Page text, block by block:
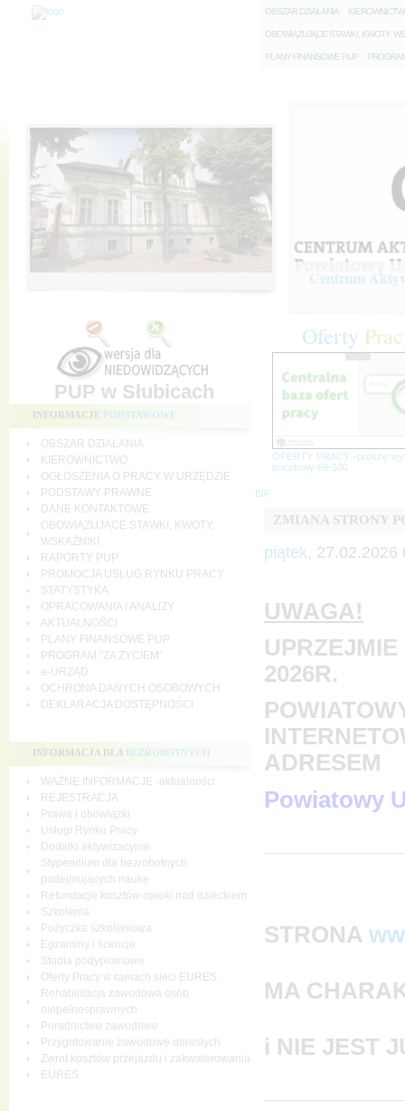
OBSZAR DZIAŁANIA K
OBOWIĄZUJĄCE STAWKI, KWOTY,
PLANY FINANSOWE PUP P
Centrum
PUP w Słubicach
INFORMACJE PODSTAWOWE
OBSZAR DZIAŁANIA
KIEROWNICTWO
OGŁOSZENIA O PRACY W URZĘDZIE
PODSTAWY PRAWNE
DANE KONTAKTOWE
OBOWIĄZUJĄCE STAWKI, KWOTY,
WSKAŹNIKI
RAPORTY PUP
PROMOCJA USŁUG RYNKU PRACY
STATYSTYKA
OPRACOWANIA I ANALIZY
AKTUALNOŚCI
PLANY FINANSOWE PUP
PROGRAM "ZA ŻYCIEM"
e-URZĄD
OCHRONA DANYCH OSOBOWYCH
DEKLARACJA DOSTĘPNOŚCI
INFORMACJA DLA BEZROBOTNYCH
WAŻNE INFORMACJE -aktualności
REJESTRACJA
Prawa i obowiązki
Usługi Rynku Pracy
Dodatki aktywizacyjne
Stypendium dla bezrobotnych
podejmujących naukę
Refundacje kosztów opieki nad dzieckiem
Szkolenia
Pożyczka szkoleniowa
Egzaminy i licencje
Studia podyplomowe
Oferty Pracy w ramach sieci EURES
Rehabilitacja zawodowa osób
niepełnosprawnych
Poradnictwo zawodowe
Przygotowanie zawodowe dorosłych
Zwrot kosztów przejazdu i zakwaterowania
EURES
Oferty
OFERTY PRACY -proszę
pocztowy 69-100
BIP
ZMIANA STRONY
piątek, 27.02.2026
UWAGA!
2026R.
ADRESEM
Powiatowy
STRONA
MA
i NIE JEST